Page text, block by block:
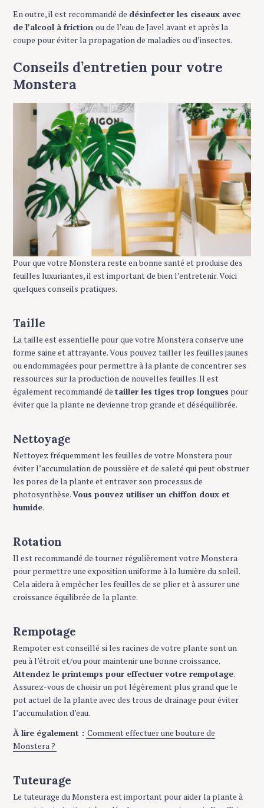
En outre, il est recommandé de désinfecter les ciseaux avec
de l’alcool à friction ou de l’eau de Javel avant et après la
coupe pour éviter la propagation de maladies ou d’insectes.
Conseils d’entretien pour votre
Monstera
Pour que votre Monstera reste en bonne santé et produise des
feuilles luxuriantes, il est important de bien l’entretenir. Voici
quelques conseils pratiques.
Taille
La taille est essentielle pour que votre Monstera conserve une
forme saine et attrayante. Vous pouvez tailler les feuilles jaunes
ou endommagées pour permettre à la plante de concentrer ses
ressources sur la production de nouvelles feuilles. Il est
également recommandé de tailler les tiges trop longues pour
éviter que la plante ne devienne trop grande et déséquilibrée.
Nettoyage
Nettoyez fréquemment les feuilles de votre Monstera pour
éviter l’accumulation de poussière et de saleté qui peut obstruer
les pores de la plante et entraver son processus de
photosynthèse.Vous pouvez utiliser un chiffon doux et
humide.
Rotation
Il est recommandé de tourner régulièrement votre Monstera
pour permettre une exposition uniforme à la lumière du soleil.
Cela aidera à empêcher les feuilles de se plier et à assurer une
croissance équilibrée de la plante.
Rempotage
Rempoter est conseillé si les racines de votre plante sont un
peu à l’étroit et/ou pour maintenir une bonne croissance.
Attendez le printemps pour effectuer votre rempotage.
Assurez-vous de choisir un pot légèrement plus grand que le
pot actuel de la plante avec des trous de drainage pour éviter
l’accumulation d’eau.
À lire également : Comment effectuer une bouture de
Monstera ?
Tuteurage
Le tuteurage du Monstera est important pour aider la plante à
o
r
: